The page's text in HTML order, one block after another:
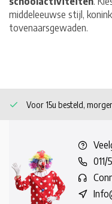
middeleeuwse stijl,
tovenaarsgewaden.
Voor 15u besteld,
011/